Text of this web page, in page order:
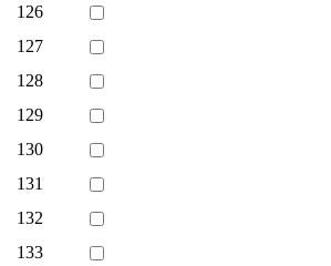
126
127
128
129
130
131
132
133